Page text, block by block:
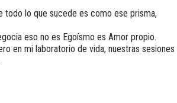
todo lo que sucede es como ese prisma,
eso no es Egoísmo es Amor propio.
en mi laboratorio de vida, nuestras sesiones